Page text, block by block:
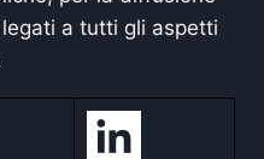
a tutti gli aspetti